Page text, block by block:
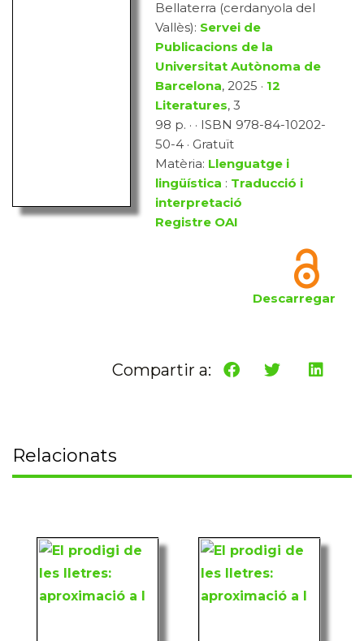
Bellaterra (cerdanyola del
Vallès): Servei de
Publicacions de la
Universitat Autònoma de
Barcelona, 2025 · 12
Literatures, 3
98 p. · · ISBN 978-84-10202-
50-4 · Gratuït
Matèria: Llenguatge i
lingüística : Traducció i
interpretació
Registre OAI
Descarregar
Compartir a:
Relacionats